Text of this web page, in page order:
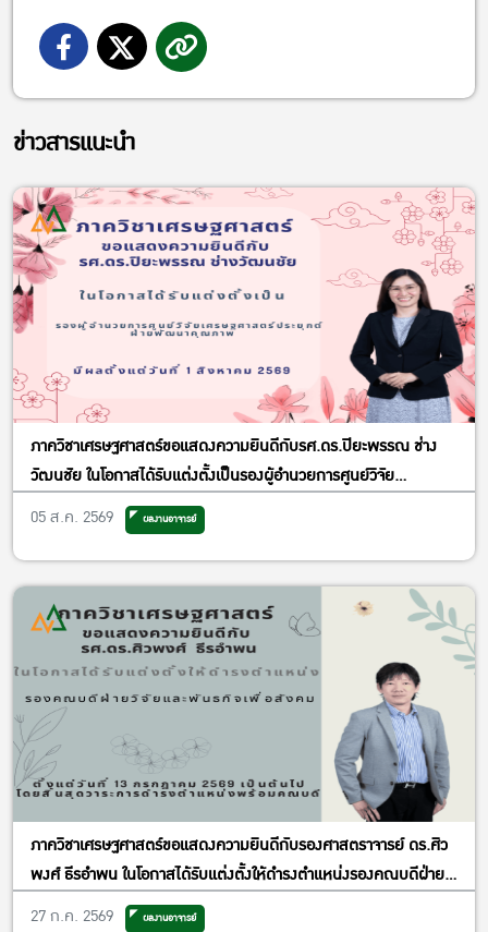
ข่าวสารแนะนำ
ภาควิชาเศรษฐศาสตร์ขอแสดงความยินดีกับรศ.ดร.ปิยะพรรณ ช่าง
วัฒนชัย ในโอกาสได้รับแต่งตั้งเป็นรองผู้อำนวยการศูนย์วิจัย
เศรษฐศาสตร์ประยุกต์ ฝ่ายพัฒนาคุณภาพ
05 ส.ค. 2569 ผลงานอาจารย์
ภาควิชาเศรษฐศาสตร์ขอแสดงความยินดีกับรองศาสตราจารย์ ดร.ศิว
พงศ์ ธีรอำพน ในโอกาสได้รับแต่งตั้งให้ดำรงตำแหน่งรองคณบดีฝ่าย
วิจัยและพันธกิจเพื่อสังคม
27 ก.ค. 2569 ผลงานอาจารย์